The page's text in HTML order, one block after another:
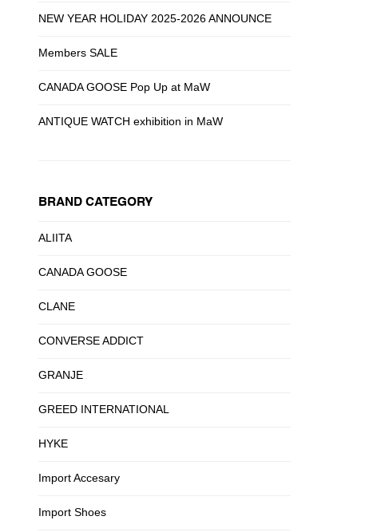
NEW YEAR HOLIDAY 2025-2026 ANNOUNCE
Members SALE
CANADA GOOSE Pop Up at MaW
ANTIQUE WATCH exhibition in MaW
BRAND CATEGORY
ALIITA
CANADA GOOSE
CLANE
CONVERSE ADDICT
GRANJE
GREED INTERNATIONAL
HYKE
Import Accesary
Import Shoes